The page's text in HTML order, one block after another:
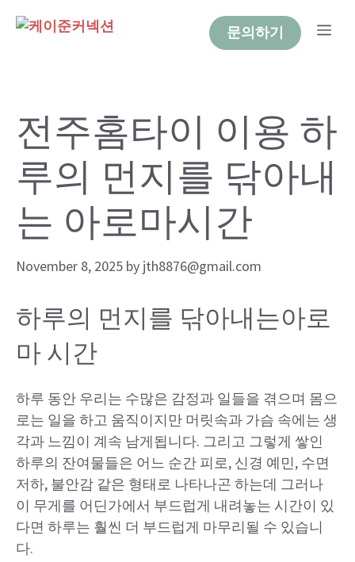
문의하기
전주홈타이 이용 하
루의 먼지를 닦아내
는 아로마시간
November 8, 2025 by jth8876@gmail.com
하루의 먼지를 닦아내는아로
마 시간
하루 동안 우리는 수많은 감정과 일들을 겪으며 몸으
로는 일을 하고 움직이지만 머릿속과 가슴 속에는 생
각과 느낌이 계속 남게됩니다. 그리고 그렇게 쌓인
하루의 잔여물들은 어느 순간 피로, 신경 예민, 수면
저하, 불안감 같은 형태로 나타나곤 하는데 그러나
이 무게를 어딘가에서 부드럽게 내려놓는 시간이 있
다면 하루는 훨씬 더 부드럽게 마무리될 수 있습니
다.